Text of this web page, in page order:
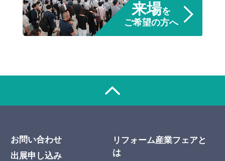
来場を
ご希望の方へ
お問い合わせ
出展申し込み
リフォーム産業フェアと
は